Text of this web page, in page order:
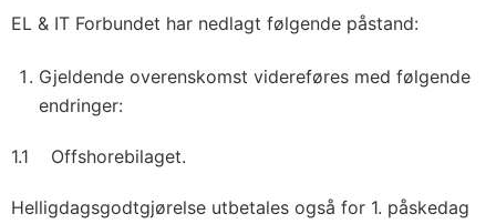
EL & IT Forbundet har nedlagt følgende påstand:
Gjeldende overenskomst videreføres med følgende
endringer:
1.1 Offshorebilaget.
Helligdagsgodtgjørelse utbetales også for 1. påskedag